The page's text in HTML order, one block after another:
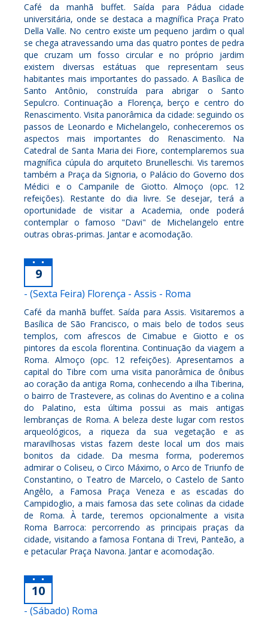
Café da manhã buffet. Saída para Pádua cidade
universitária, onde se destaca a magnífica Praça Prato
Della Valle. No centro existe um pequeno jardim o qual
se chega atravessando uma das quatro pontes de pedra
que cruzam um fosso circular e no próprio jardim
existem diversas estátuas que representam seus
habitantes mais importantes do passado. A Basílica de
Santo Antônio, construída para abrigar o Santo
Sepulcro. Continuação a Florença, berço e centro do
Renascimento. Visita panorâmica da cidade: seguindo os
passos de Leonardo e Michelangelo, conheceremos os
aspectos mais importantes do Renascimento. Na
Catedral de Santa Maria dei Fiore, contemplaremos sua
magnífica cúpula do arquiteto Brunelleschi. Vis taremos
também a Praça da Signoria, o Palácio do Governo dos
Médici e o Campanile de Giotto. Almoço (opc. 12
refeições). Restante do dia livre. Se desejar, terá a
oportunidade de visitar a Academia, onde poderá
contemplar o famoso "Davi" de Michelangelo entre
outras obras-primas. Jantar e acomodação.
9
- (Sexta Feira) Florença - Assis - Roma
Café da manhã buffet. Saída para Assis. Visitaremos a
Basílica de São Francisco, o mais belo de todos seus
templos, com afrescos de Cimabue e Giotto e os
pintores da escola florentina. Continuação da viagem a
Roma. Almoço (opc. 12 refeições). Apresentamos a
capital do Tibre com uma visita panorâmica de ônibus
ao coração da antiga Roma, conhecendo a ilha Tiberina,
o bairro de Trastevere, as colinas do Aventino e a colina
do Palatino, esta última possui as mais antigas
lembranças de Roma. A beleza deste lugar com restos
arqueológicos, a riqueza da sua vegetação e as
maravilhosas vistas fazem deste local um dos mais
bonitos da cidade. Da mesma forma, poderemos
admirar o Coliseu, o Circo Máximo, o Arco de Triunfo de
Constantino, o Teatro de Marcelo, o Castelo de Santo
Angêlo, a Famosa Praça Veneza e as escadas do
Campidoglio, a mais famosa das sete colinas da cidade
de Roma. À tarde, teremos opcionalmente a visita
Roma Barroca: percorrendo as principais praças da
cidade, visitando a famosa Fontana di Trevi, Panteão, a
e petacular Praça Navona. Jantar e acomodação.
10
- (Sábado) Roma